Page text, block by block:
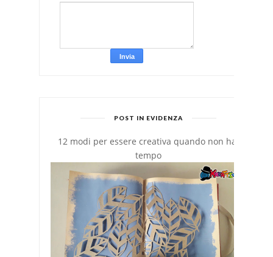
POST IN EVIDENZA
12 modi per essere creativa quando non hai
tempo